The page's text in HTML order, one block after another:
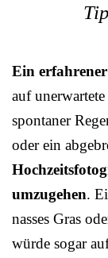
Ein
auf
spontaner
oder ein
umzugehen.
nasses Gras
würde sogar